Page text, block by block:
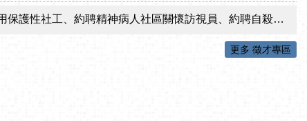
社工、約聘精神病人社區關懷訪視員、約聘自殺關懷訪視員等5項職稱甄試結果公告
更多 徵才專區